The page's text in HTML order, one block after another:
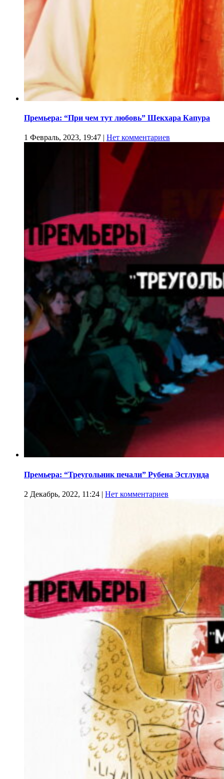
Премьера: “При чем тут любовь” Шекхара Капура
1 Февраль, 2023, 19:47 | Нет комментариев
Премьера: “Треугольник печали” Рубена Эстлунда
2 Декабрь, 2022, 11:24 | Нет комментариев